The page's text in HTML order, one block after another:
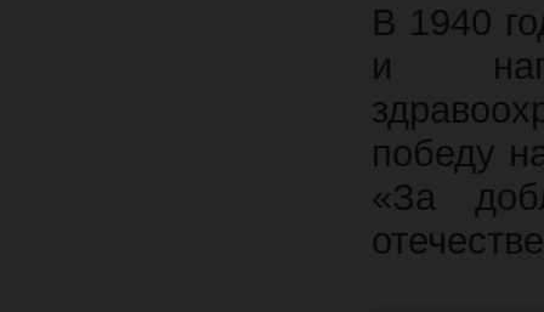
В 1940
и
победу
«За